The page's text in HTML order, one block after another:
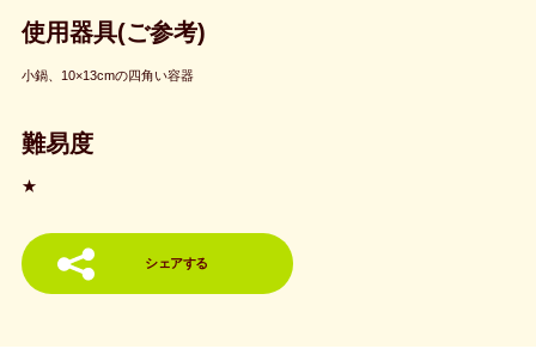
使用器具(ご参考)
小鍋、10×13cmの四角い容器
難易度
★
シェアする